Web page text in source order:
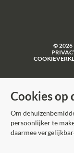
© 2026
Cookies op
Om
persoonlijker te
daarmee